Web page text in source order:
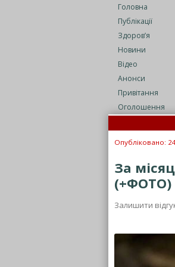
Головна
Публікації
Здоров’я
Новини
Відео
Анонси
Привітання
Оголошення
Опубліковано:
За
(+ФОТО)
Залишити